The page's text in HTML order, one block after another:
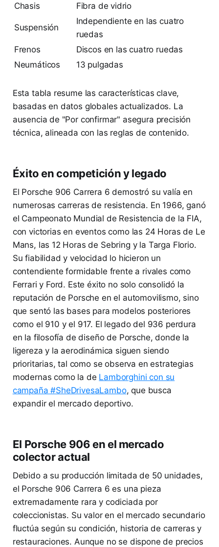
Chasis
Fibra de vidrio
Suspensión
Independiente en las cuatro
ruedas
Frenos
Discos en las cuatro ruedas
Neumáticos
13 pulgadas
Esta tabla resume las características clave,
basadas en datos globales actualizados. La
ausencia de "Por confirmar" asegura precisión
técnica, alineada con las reglas de contenido.
Éxito en competición y legado
El Porsche 906 Carrera 6 demostró su valía en
numerosas carreras de resistencia. En 1966, ganó
el Campeonato Mundial de Resistencia de la FIA,
con victorias en eventos como las 24 Horas de Le
Mans, las 12 Horas de Sebring y la Targa Florio.
Su fiabilidad y velocidad lo hicieron un
contendiente formidable frente a rivales como
Ferrari y Ford. Este éxito no solo consolidó la
reputación de Porsche en el automovilismo, sino
que sentó las bases para modelos posteriores
como el 910 y el 917. El legado del 936 perdura
en la filosofía de diseño de Porsche, donde la
ligereza y la aerodinámica siguen siendo
prioritarias, tal como se observa en estrategias
modernas como la de Lamborghini con su
campaña #SheDrivesaLambo, que busca
expandir el mercado deportivo.
El Porsche 906 en el mercado
colector actual
Debido a su producción limitada de 50 unidades,
el Porsche 906 Carrera 6 es una pieza
extremadamente rara y codiciada por
coleccionistas. Su valor en el mercado secundario
fluctúa según su condición, historia de carreras y
restauraciones. Aunque no se dispone de precios